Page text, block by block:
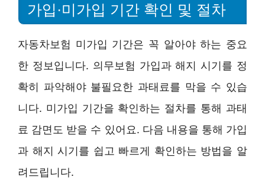
가입·미가입 기간 확인 및 절차
자동차보험 미가입 기간은 꼭 알아야 하는 중요
한 정보입니다. 의무보험 가입과 해지 시기를 정
확히 파악해야 불필요한 과태료를 막을 수 있습
니다. 미가입 기간을 확인하는 절차를 통해 과태
료 감면도 받을 수 있어요. 다음 내용을 통해 가입
과 해지 시기를 쉽고 빠르게 확인하는 방법을 알
려드립니다.